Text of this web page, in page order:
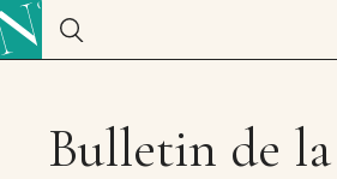
Bulletin de